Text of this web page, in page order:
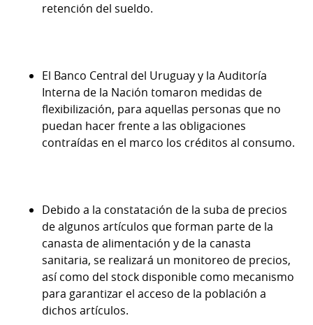
retención del sueldo.
El Banco Central del Uruguay y la Auditoría
Interna de la Nación tomaron medidas de
flexibilización, para aquellas personas que no
puedan hacer frente a las obligaciones
contraídas en el marco los créditos al consumo.
Debido a la constatación de la suba de precios
de algunos artículos que forman parte de la
canasta de alimentación y de la canasta
sanitaria, se realizará un monitoreo de precios,
así como del stock disponible como mecanismo
para garantizar el acceso de la población a
dichos artículos.